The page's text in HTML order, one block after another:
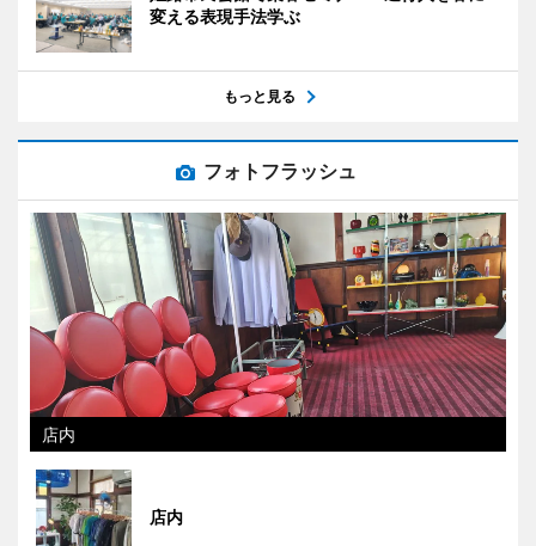
変える表現手法学ぶ
もっと見る
フォトフラッシュ
店内
店内